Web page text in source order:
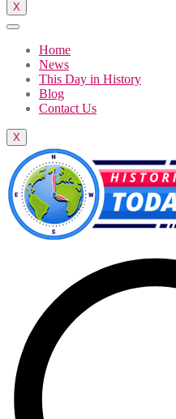
X
Home
News
This Day in History
Blog
Contact Us
X